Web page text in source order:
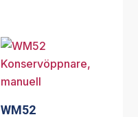
WM52